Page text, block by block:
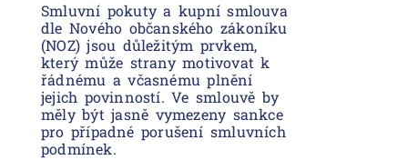
Smluvní pokuty a kupní smlouva
dle Nového občanského zákoníku
(NOZ) jsou důležitým prvkem,
který může strany motivovat k
řádnému a včasnému plnění
jejich povinností. Ve smlouvě by
měly být jasně vymezeny sankce
pro případné porušení smluvních
podmínek.